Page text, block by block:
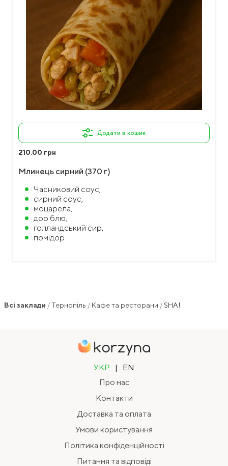
Додати в кошик
210.00 грн
Млинець сирний (370 г)
Часниковий соус,
сирний соус,
моцарела,
дор блю,
голландський сир,
помідор
Всі заклади / Тернопіль / Кафе та ресторани / SHA!
УКР |
EN
Про нас
Контакти
Доставка та оплата
Умови користування
Політика конфіденційності
Питання та відповіді